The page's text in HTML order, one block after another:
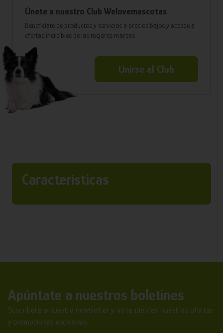
Únete a nuestro Club Welovemascotas
Benefíciate de productos y servicios a precios bajos y accede a
ofertas increíbles de las mejores marcas
Unirse al Club
Características
Apúntate a nuestros boletines
Suscríbete a nuestra newsletter y no te pierdas nuestras ofertas
y promociones exclusivas.